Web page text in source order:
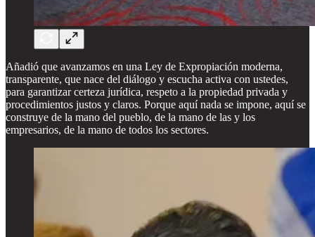
Añadió que avanzamos en una Ley de Expropiación moderna,
transparente, que nace del diálogo y escucha activa con ustedes,
para garantizar certeza jurídica, respeto a la propiedad privada y
procedimientos justos y claros. Porque aquí nada se impone, aquí se
construye de la mano del pueblo, de la mano de las y los
empresarios, de la mano de todos los sectores.